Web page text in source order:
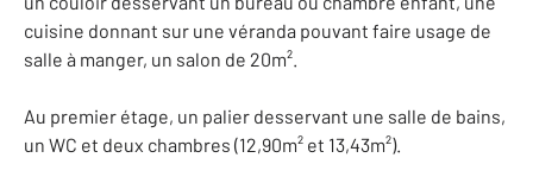
cuisine donnant sur une véranda pouvant faire usage de
salle à manger, un salon de 20m².
Au premier étage, un palier desservant une salle de bains,
un WC et deux chambres (12,90m² et 13,43m²).